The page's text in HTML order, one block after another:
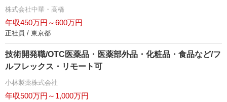
株式会社中華・高橋
年収450万円～600万円
正社員 / 東京都
技術開発職/OTC医薬品・医薬部外品・化粧品・食品など/フ
ルフレックス・リモート可
小林製薬株式会社
年収500万円～1,000万円